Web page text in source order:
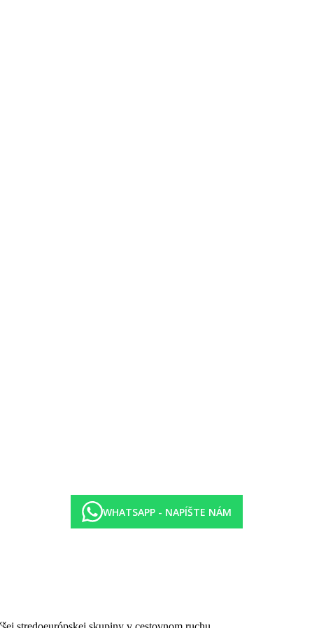
na internet. Hotel je priateľský k domácim zvieratám a za
trezorom, LCD TV a bezplatným Wi-Fi pripojením na
na more a mezonetových apartmánov pre väčšie rodiny
WHATSAPP - NAPÍŠTE NÁM